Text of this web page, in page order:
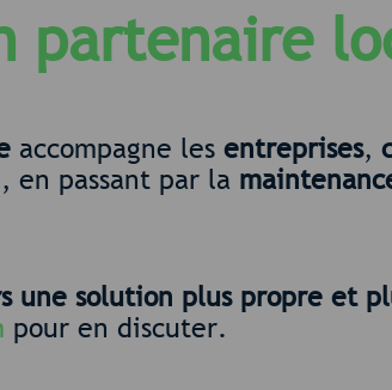
partenaire
accompagne les entreprises,
en passant par la
solution plus propre et
pour en discuter.